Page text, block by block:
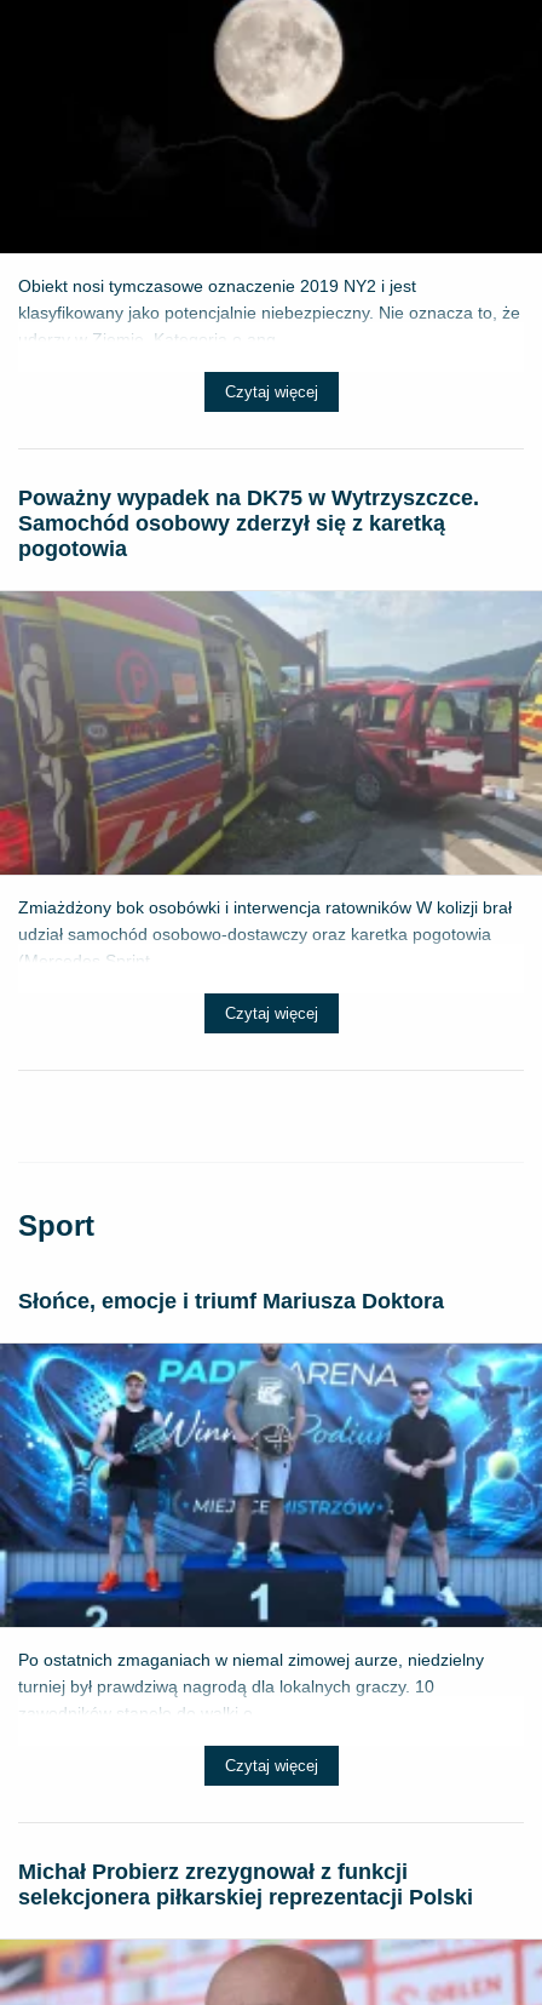
Obiekt nosi tymczasowe oznaczenie 2019 NY2 i jest
klasyfikowany jako potencjalnie niebezpieczny. Nie oznacza to, że
uderzy w Ziemię. Kategoria o ang...
Czytaj więcej
Poważny wypadek na DK75 w Wytrzyszczce.
Samochód osobowy zderzył się z karetką
pogotowia
Zmiażdżony bok osobówki i interwencja ratowników W kolizji brał
udział samochód osobowo-dostawczy oraz karetka pogotowia
(Mercedes Sprint...
Czytaj więcej
Sport
Słońce, emocje i triumf Mariusza Doktora
Po ostatnich zmaganiach w niemal zimowej aurze, niedzielny
turniej był prawdziwą nagrodą dla lokalnych graczy. 10
zawodników stanęło do walki o ...
Czytaj więcej
Michał Probierz zrezygnował z funkcji
selekcjonera piłkarskiej reprezentacji Polski